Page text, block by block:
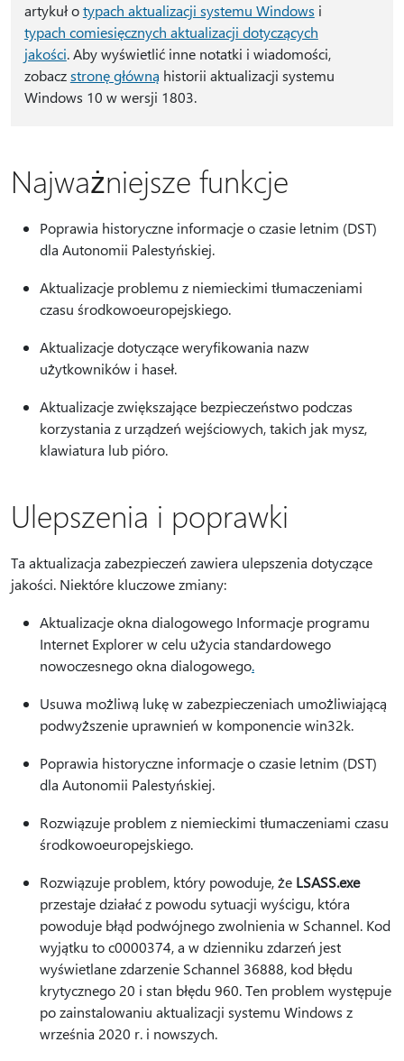
artykuł otypach aktualizacji systemu Windows i
typach comiesięcznych aktualizacji dotyczących
jakości. Aby wyświetlić inne notatki i wiadomości,
zobaczstronę główną historii aktualizacji systemu
Windows 10 w wersji 1803.
Najważniejsze funkcje
Poprawia historyczne informacje o czasie letnim (DST)
dla Autonomii Palestyńskiej.
Aktualizacje problemu z niemieckimi tłumaczeniami
czasu środkowoeuropejskiego.
Aktualizacje dotyczące weryfikowania nazw
użytkowników i haseł.
Aktualizacje zwiększające bezpieczeństwo podczas
korzystania z urządzeń wejściowych, takich jak mysz,
klawiatura lub pióro.
Ulepszenia i poprawki
Ta aktualizacja zabezpieczeń zawiera ulepszenia dotyczące
jakości. Niektóre kluczowe zmiany:
Aktualizacje okna dialogowego Informacje programu
Internet Explorer w celu użycia standardowego
nowoczesnego okna dialogowego.
Usuwa możliwą lukę w zabezpieczeniach umożliwiającą
podwyższenie uprawnień w komponencie win32k.
Poprawia historyczne informacje o czasie letnim (DST)
dla Autonomii Palestyńskiej.
Rozwiązuje problem z niemieckimi tłumaczeniami czasu
środkowoeuropejskiego.
Rozwiązuje problem, który powoduje, że LSASS.exe
przestaje działać z powodu sytuacji wyścigu, która
powoduje błąd podwójnego zwolnienia w Schannel. Kod
wyjątku to c0000374, a w dzienniku zdarzeń jest
wyświetlane zdarzenie Schannel 36888, kod błędu
krytycznego 20 i stan błędu 960. Ten problem występuje
po zainstalowaniu aktualizacji systemu Windows z
września 2020 r. i nowszych.